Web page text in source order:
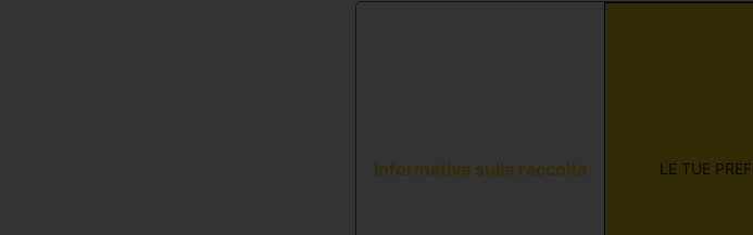
Informativa sulla raccolta LE TUE